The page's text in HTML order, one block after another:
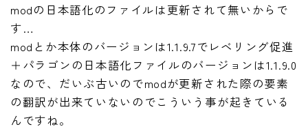
modの日本語化のファイルは更新されて無いからで
す…
modとか本体のバージョンは1.1.9.7でレベリング促進
＋パラゴンの日本語化ファイルのバージョンは1.1.9.0
なので、だいぶ古いのでmodが更新された際の要素
の翻訳が出来ていないのでこういう事が起きている
んですね。